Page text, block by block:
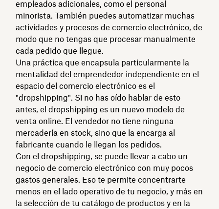
empleados adicionales, como el personal
minorista. También puedes automatizar muchas
actividades y procesos de comercio electrónico, de
modo que no tengas que procesar manualmente
cada pedido que llegue.
Una práctica que encapsula particularmente la
mentalidad del emprendedor independiente en el
espacio del comercio electrónico es el
"dropshipping". Si no has oído hablar de esto
antes, el dropshipping es un nuevo modelo de
venta online. El vendedor no tiene ninguna
mercadería en stock, sino que la encarga al
fabricante cuando le llegan los pedidos.
Con el dropshipping, se puede llevar a cabo un
negocio de comercio electrónico con muy pocos
gastos generales. Eso te permite concentrarte
menos en el lado operativo de tu negocio, y más en
la selección de tu catálogo de productos y en la